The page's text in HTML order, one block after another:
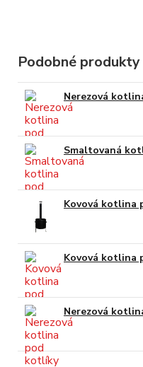
Podobné produkty
Nerezová
Smaltovaná
Kovová kotlina
Kovová kotlina
Nerezová